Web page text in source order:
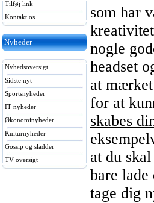
Tilføj link
Kontakt os
Nyheder
Nyhedsoversigt
Sidste nyt
Sportsnyheder
IT nyheder
Økonominyheder
Kulturnyheder
Gossip og sladder
TV oversigt
som har
nogle
headset
at
for at
skabes
at du
bare
tage dig